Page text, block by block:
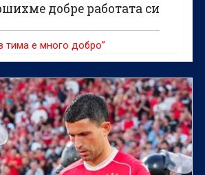
добре работата си
тима е много добро”